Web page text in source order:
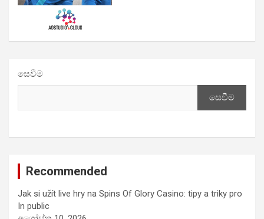
සෙවීම
සෙවීම
Recommended
Jak si užít live hry na Spins Of Glory Casino: tipy a triky pro
In public